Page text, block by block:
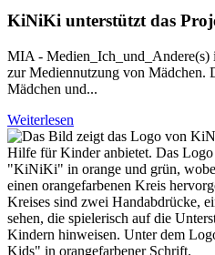
KiNiKi unterstützt das
MIA -
zur Mediennutzung von Mädchen.
Mädchen und...
Weiterlesen